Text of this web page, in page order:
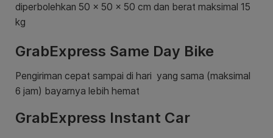
diperbolehkan 50 x 50 x 50 cm dan berat maksimal 15
kg
GrabExpress Same Day Bike
Pengiriman cepat sampai di hari yang sama (maksimal
6 jam) bayarnya lebih hemat
GrabExpress Instant Car